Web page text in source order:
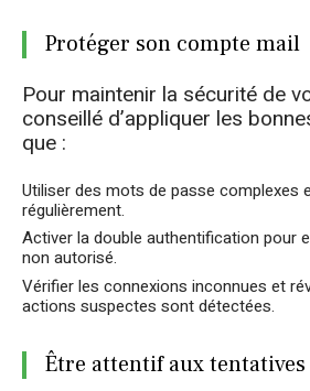
Protéger son compte mail
Pour maintenir la sécurité de
conseillé d’appliquer les
que :
Utiliser des mots de passe complexes
régulièrement.
Activer la double authentification pour
non autorisé.
Vérifier les connexions inconnues et
actions suspectes sont détectées.
Être attentif aux